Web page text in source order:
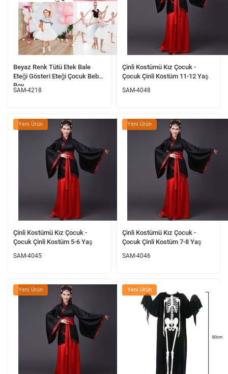
Beyaz Renk Tütü Etek Bale
Eteği Gösteri Eteği Çocuk Bebek
Boy
SAM-4218
Çinli Kostümü Kız Çocuk -
Çocuk Çinli Kostüm 11-12 Yaş
SAM-4048
Yeni Ürün
Çinli Kostümü Kız Çocuk -
Çocuk Çinli Kostüm 5-6 Yaş
SAM-4045
Yeni Ürün
Çinli Kostümü Kız Çocuk -
Çocuk Çinli Kostüm 7-8 Yaş
SAM-4046
Yeni Ürün Yeni Ürün